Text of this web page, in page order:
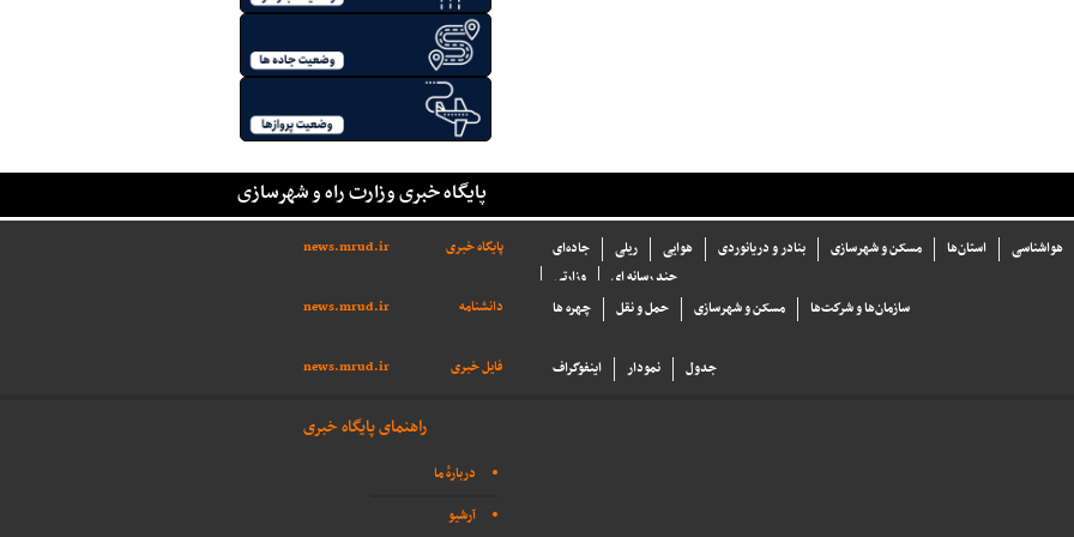
پایگاه خبری وزارت راه و شهرسازی
پایگاه خبری news.mrud.ir جاده‌ای ریلی هوایی بنادر و دریانوردی مسکن و شهرسازی استان‌ها
هواشناسی
وزارتی
چند رسانه ای
دانشنامه
news.mrud.ir چهره ها حمل و نقل مسکن و شهرسازی سازما‌ن‌ها و شركت‌ها
فایل خبری news.mrud.ir اینفوگراف نمودار جدول
راهنمای پایگاه خبری
دربارهٔ ما
آرشیو